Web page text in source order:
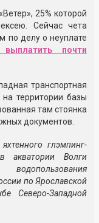
25% которой
Сейчас чета
по делу о неуплате
почти
транспортная
территории базы
там стоянка
документов.
глэмпинг-
акватории Волги
по Ярославской
Северо-Западной